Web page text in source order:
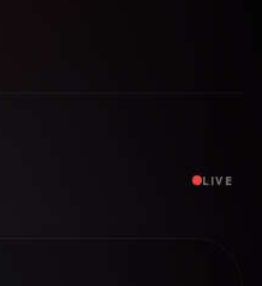
LIVE